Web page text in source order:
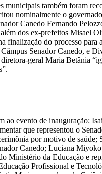
municipais também foram
nominalmente o
Canedo Fernando
dos ex-prefeitos Misael
finalização do processo para
Senador Canedo, e
geral Maria Betânia
ao evento de inauguração:
que representou o
por motivo de saúde;
Canedo; Luciana
Ministério da Educação e
Profissional e